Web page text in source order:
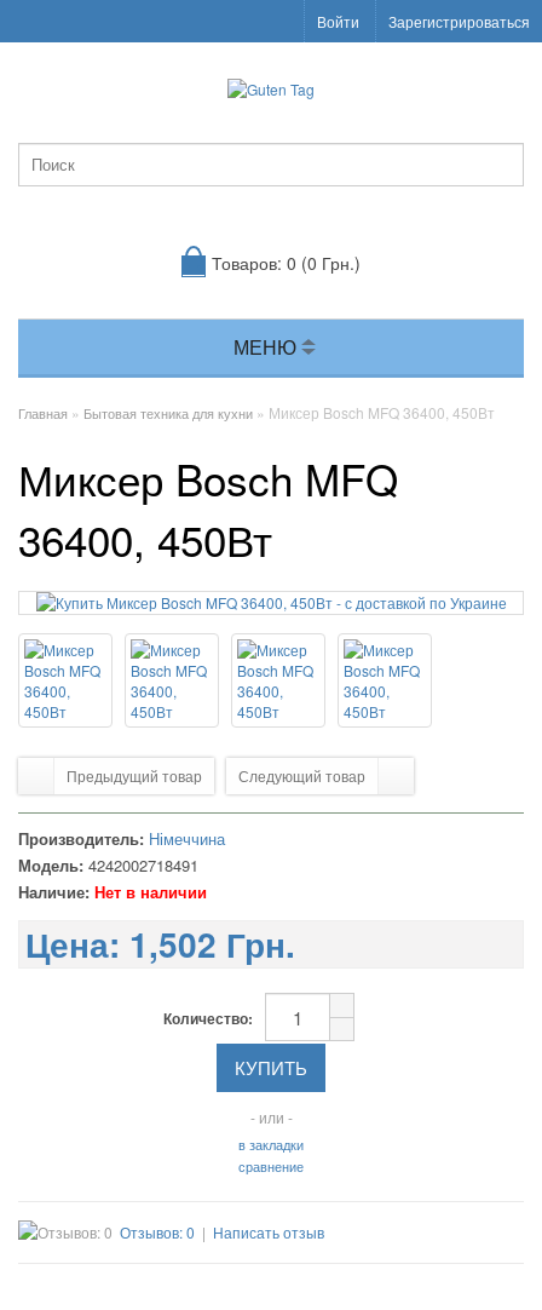
Войти Зарегистрироваться
Товаров: 0 (0 Грн.)
МЕНЮ
Главная » Бытовая техника для кухни » Миксер Bosch MFQ 36400, 450Вт
Миксер Bosch MFQ
36400, 450Вт
Предыдущий товар Следующий товар
Производитель: Німеччина
Модель: 4242002718491
Наличие: Нет в наличии
Цена: 1,502 Грн.
Количество:
- или -
в закладки
сравнение
Отзывов: 0 | Написать отзыв